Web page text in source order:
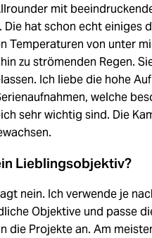
mit
Die hat schon echt einiges
Temperaturen von unter
zu strömenden Regen.
Ich liebe die hohe
welche
sehr wichtig sind. Die
Lieblingsobjektiv?
nein. Ich verwende je
Objektive und passe
die Projekte an. Am